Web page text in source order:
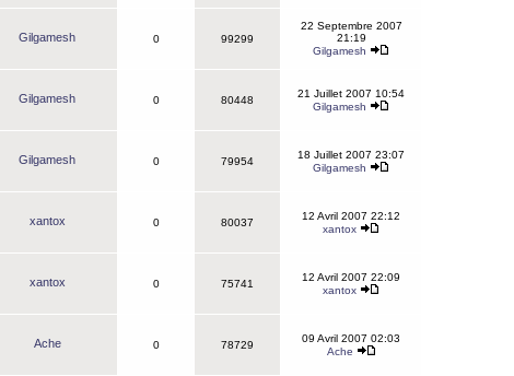
Gilgamesh 0 99299
22 Septembre 2007
21:19
Gilgamesh
Gilgamesh 0 80448
21 Juillet 2007 10:54
Gilgamesh
Gilgamesh 0 79954
18 Juillet 2007 23:07
Gilgamesh
xantox 0 80037
12 Avril 2007 22:12
xantox
xantox 0 75741
12 Avril 2007 22:09
xantox
Ache 0 78729
09 Avril 2007 02:03
Ache